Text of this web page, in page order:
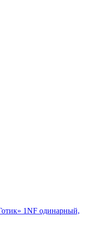
1NF одинарный,